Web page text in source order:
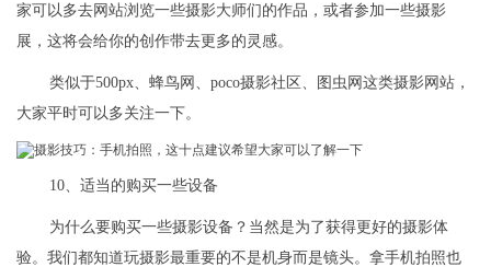
家可以多去网站浏览一些摄影大师们的作品，或者参加一些摄影
展，这将会给你的创作带去更多的灵感。
类似于500px、蜂鸟网、poco摄影社区、图虫网这类摄影网站，
大家平时可以多关注一下。
10、适当的购买一些设备
为什么要购买一些摄影设备？当然是为了获得更好的摄影体
验。我们都知道玩摄影最重要的不是机身而是镜头。拿手机拍照也